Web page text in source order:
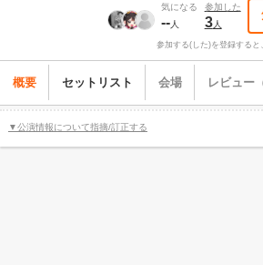
気になる
--人
参加した
3人
参加する(した)を登録する
概要 セットリスト 会場 レビュー
▼公演情報について指摘/訂正する